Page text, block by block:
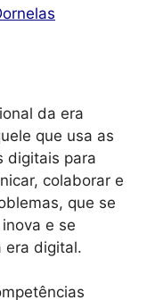
da era
que usa as
digitais para
colaborar e
que se
e se
era digital.